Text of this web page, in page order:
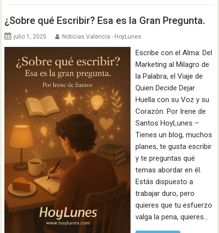
¿Sobre qué Escribir? Esa es la Gran Pregunta.
julio 1, 2025 Noticias Valencia - HoyLunes
Escribe con el Alma: Del
Marketing al Milagro de
la Palabra, el Viaje de
Quien Decide Dejar
Huella con su Voz y su
Corazón. Por Irene de
Santos HoyLunes –
Tienes un blog, muchos
planes, te gusta escribir
y te preguntas qué
temas abordar en él.
Estás dispuesto a
trabajar duro, pero
quieres que tu esfuerzo
valga la pena, quieres…